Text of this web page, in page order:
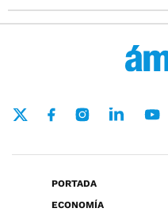
PORTADA
ECONOMÍA